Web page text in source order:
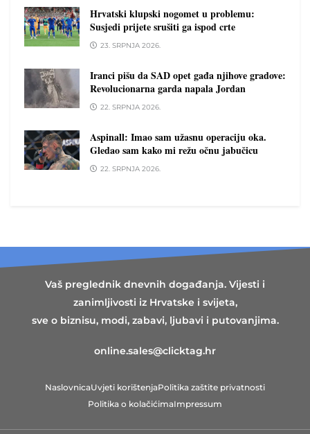
Hrvatski klupski nogomet u problemu:
Susjedi prijete srušiti ga ispod crte
23. SRPNJA 2026.
Iranci pišu da SAD opet gađa njihove gradove:
Revolucionarna garda napala Jordan
22. SRPNJA 2026.
Aspinall: Imao sam užasnu operaciju oka.
Gledao sam kako mi režu očnu jabučicu
22. SRPNJA 2026.
Vaš preglednik dnevnih događanja. Vijesti i
zanimljivosti iz Hrvatske i svijeta,
sve o biznisu, modi, zabavi, ljubavi i putovanjima.
online.sales@clicktag.hr
NaslovnicaUvjeti korištenjaPolitika zaštite privatnosti
Politika o kolačićimaImpressum